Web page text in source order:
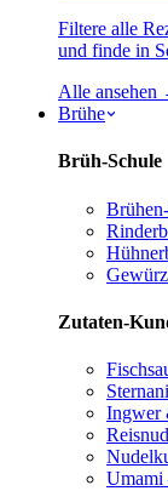
Filtere alle
und finde in
Alle ansehen
Brühe
Brüh-Schule
Zutaten-
Ingwer
Umami